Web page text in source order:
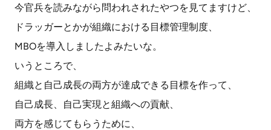
今官兵を読みながら問われされたやつを見てますけど、
ドラッガーとかが組織における目標管理制度、
MBOを導入しましたよみたいな。
いうところで、
組織と自己成長の両方が達成できる目標を作って、
自己成長、自己実現と組織への貢献、
両方を感じてもらうために、